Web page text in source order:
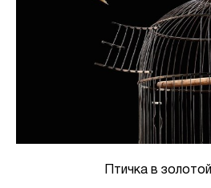
Птичка в